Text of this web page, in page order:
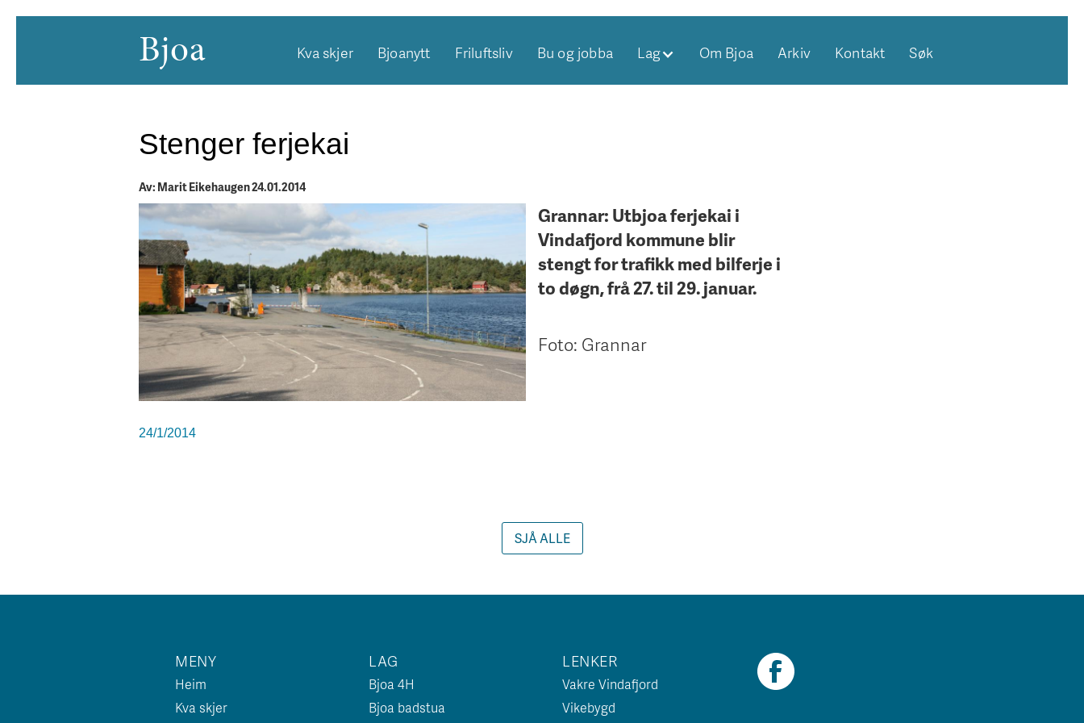
Bjoa Kva skjer Bjoanytt Friluftsliv Bu og jobba Lag Om Bjoa Arkiv Kontakt Søk
Stenger ferjekai
Av: Marit Eikehaugen 24.01.2014
Grannar: Utbjoa ferjekai i
Vindafjord kommune blir
stengt for trafikk med bilferje i
to døgn, frå 27. til 29. januar.
Foto: Grannar
24/1/2014
SJÅ ALLE
MENY
Heim
Kva skjer
LAG
Bjoa 4H
Bjoa badstua
LENKER
Vakre Vindafjord
Vikebygd